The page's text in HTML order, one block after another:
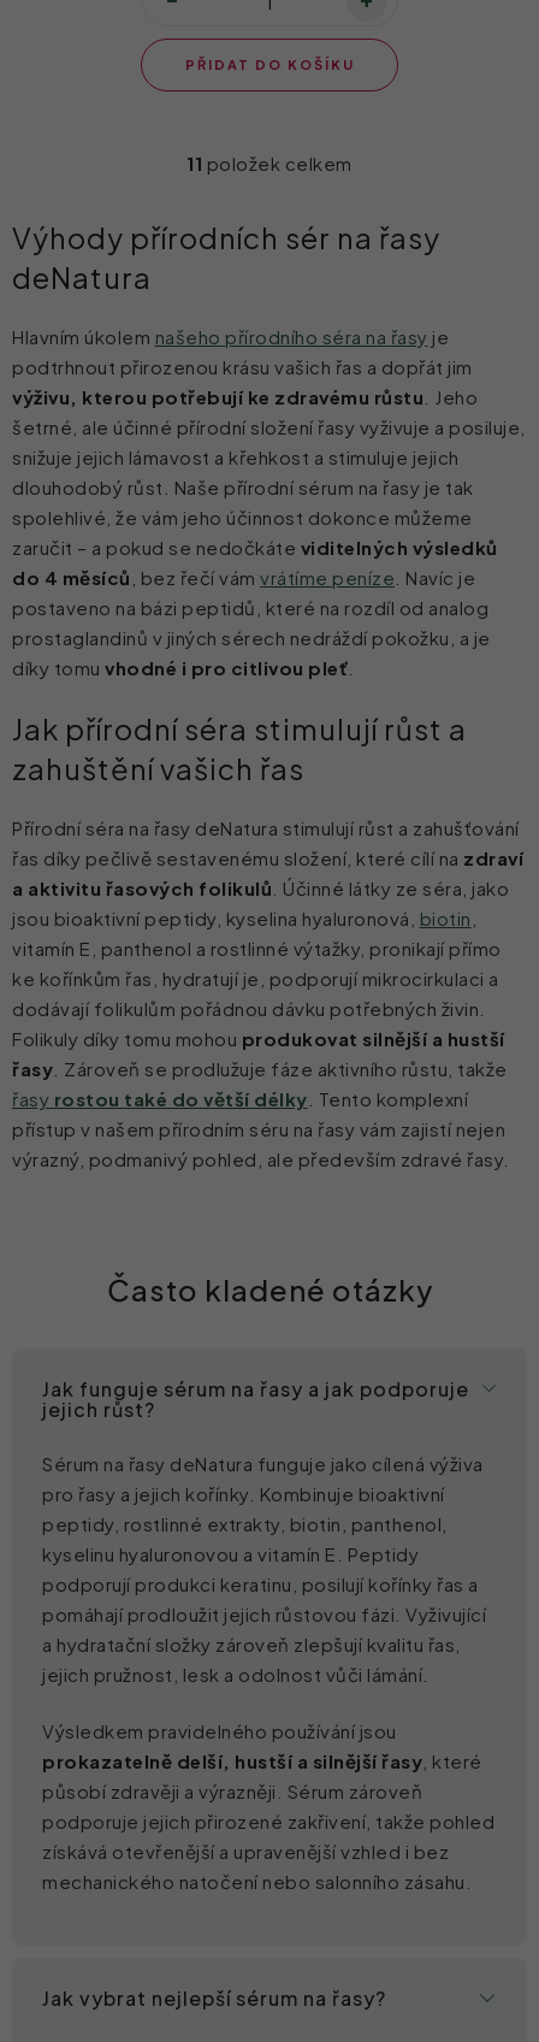
PŘIDAT DO KOŠÍKU
O
l
a
c
p
r
v
k
y
v
ý
p
i
s
u
11 položek celkem
Výhody přírodních sér na řasy
deNatura
Hlavním úkolem našeho přírodního séra na řasy je
podtrhnout přirozenou krásu vašich řas a dopřát jim
výživu, kterou potřebují ke zdravému růstu . Jeho
šetrné, ale účinné přírodní složení řasy vyživuje a posiluje,
snižuje jejich lámavost a křehkost a stimuluje jejich
dlouhodobý růst. Naše přírodní sérum na řasy je tak
spolehlivé, že vám jeho účinnost dokonce můžeme
zaručit – a pokud se nedočkáte viditelných výsledků
do 4 měsíců , bez řečí vám vrátíme peníze . Navíc je
postaveno na bázi peptidů, které na rozdíl od analog
prostaglandinů v jiných sérech nedráždí pokožku, a je
díky tomu vhodné i pro citlivou pleť
Jak přírodní séra stimulují růst a
zahuštění vašich řas
Přírodní séra na řasy deNatura stimulují růst a zahušťování
řas díky pečlivě sestavenému složení, které cílí na zdraví
a aktivitu řasových folikulů . Účinné látky ze séra, jako
jsou bioaktivní peptidy, kyselina hyaluronová, biotin
vitamín E, panthenol a rostlinné výtažky, pronikají přímo
ke kořínkům řas, hydratují je, podporují mikrocirkulaci a
dodávají folikulům pořádnou dávku potřebných živin.
Folikuly díky tomu mohou produkovat silnější a hustší
řasy . Zároveň se prodlužuje fáze aktivního růstu, takže
řasy rostou také do větší délky . Tento komplexní
přístup v našem přírodním séru na řasy vám zajistí nejen
výrazný, podmanivý pohled, ale především zdravé řasy.
Často kladené otázky
Jak funguje sérum na řasy a jak podporuje
jejich růst?
Sérum na řasy deNatura funguje jako cílená výživa
pro řasy a jejich kořínky. Kombinuje bioaktivní
peptidy, rostlinné extrakty, biotin, panthenol,
kyselinu hyaluronovou a vitamín E. Peptidy
podporují produkci keratinu, posilují kořínky řas a
pomáhají prodloužit jejich růstovou fázi. Vyživující
a hydratační složky zároveň zlepšují kvalitu řas,
jejich pružnost, lesk a odolnost vůči lámání.
Výsledkem pravidelného používání jsou
prokazatelně delší, hustší a silnější řasy , které
působí zdravěji a výrazněji. Sérum zároveň
podporuje jejich přirozené zakřivení, takže pohled
získává otevřenější a upravenější vzhled i bez
mechanického natočení nebo salonního zásahu.
Jak vybrat nejlepší sérum na řasy?